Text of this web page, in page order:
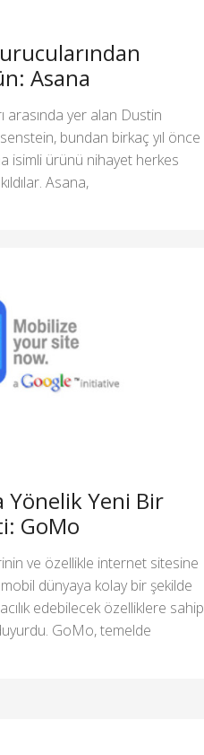
Asana
arasında yer alan Dustin
bundan birkaç yıl önce
isimli ürünü nihayet herkes
Asana,
Yönelik Yeni Bir
GoMo
ve özellikle internet sitesine
dünyaya kolay bir şekilde
edebilecek özelliklere sahip
GoMo, temelde